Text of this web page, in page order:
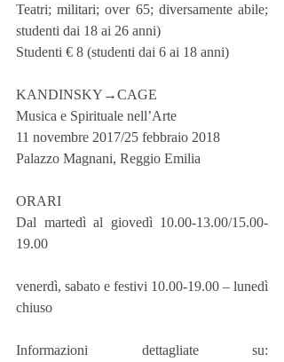
Teatri; militari; over 65; diversamente abile;
studenti dai 18 ai 26 anni)
Studenti € 8 (studenti dai 6 ai 18 anni)
KANDINSKY→CAGE
Musica e Spirituale nell’Arte
11 novembre 2017/25 febbraio 2018
Palazzo Magnani, Reggio Emilia
ORARI
Dal martedì al giovedì 10.00-13.00/15.00-
19.00
venerdì, sabato e festivi 10.00-19.00 – lunedì
chiuso
Informazioni dettagliate su: